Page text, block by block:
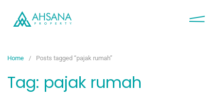
Home Posts tagged “pajak rumah”
Tag: pajak rumah